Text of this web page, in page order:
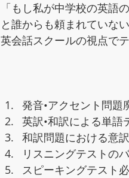
「もし私が中学校の英語
と誰からも頼まれていな
英会話スクールの視点で
発音•アクセント問題
英訳•和訳による単語
和訳問題における意
リスニングテストの
スピーキングテスト